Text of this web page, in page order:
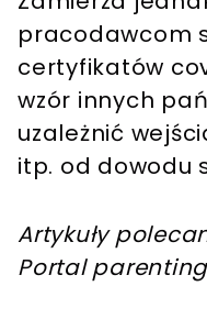
pracodawcom
certyfikatów
wzór innych
uzależnić
itp. od dowodu
Artykuły
Portal